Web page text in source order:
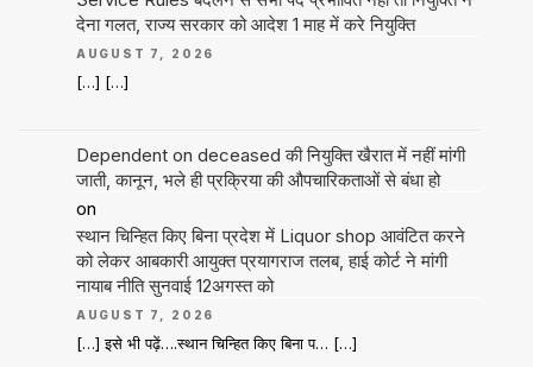
देना गलत, राज्य सरकार को आदेश 1 माह में करे नियुक्ति
AUGUST 7, 2026
[…] […]
Dependent on deceased की नियुक्ति खैरात में नहीं मांगी
जाती, कानून, भले ही प्रक्रिया की औपचारिकताओं से बंधा हो
on
स्थान चिन्हित किए बिना प्रदेश में Liquor shop आवंटित करने
को लेकर आबकारी आयुक्त प्रयागराज तलब, हाई कोर्ट ने मांगी
नायाब नीति सुनवाई 12अगस्त को
AUGUST 7, 2026
[…] इसे भी पढ़ें….स्थान चिन्हित किए बिना प… […]